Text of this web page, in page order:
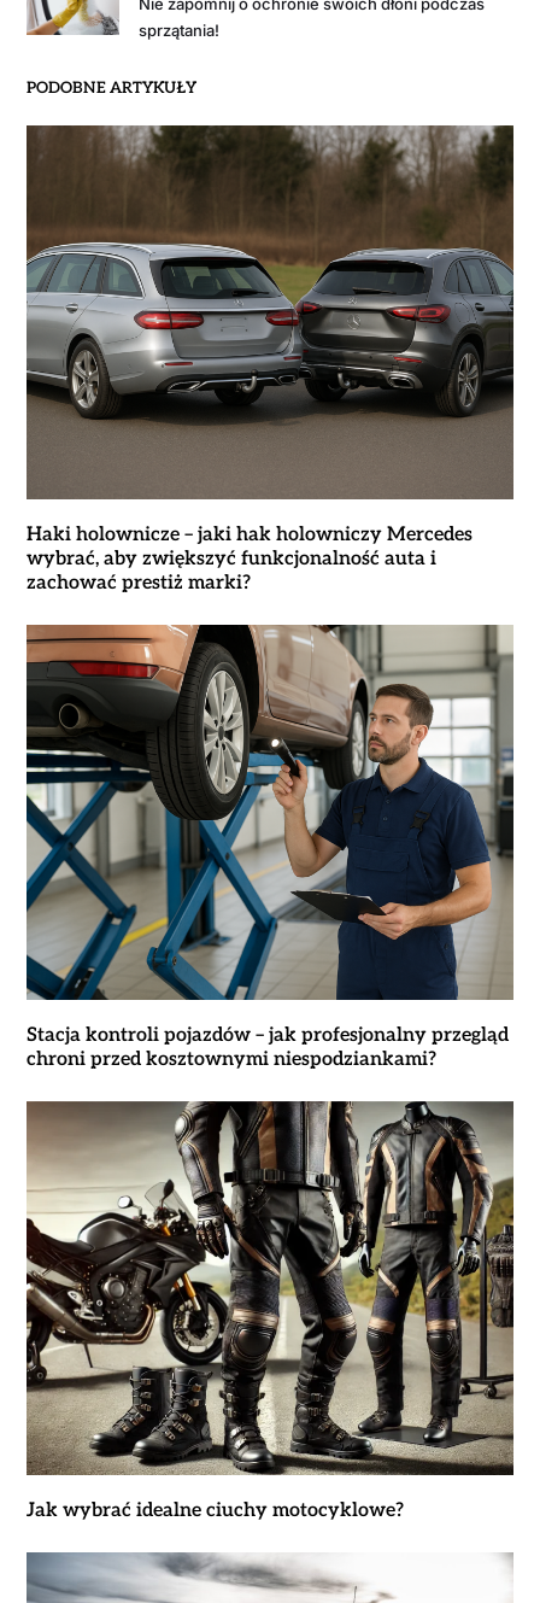
sprzątania!
PODOBNE ARTYKUŁY
Haki holownicze – jaki hak holowniczy Mercedes
wybrać, aby zwiększyć funkcjonalność auta i
zachować prestiż marki?
Stacja kontroli pojazdów – jak profesjonalny przegląd
chroni przed kosztownymi niespodziankami?
Jak wybrać idealne ciuchy motocyklowe?